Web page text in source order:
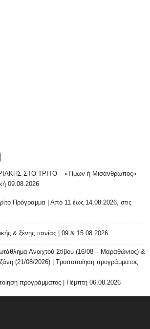
ΣΤΟ ΤΡΙΤΟ – «Τίμων ή Μισάνθρωπος»
09.08.2026
Πρόγραμμα | Από 11 έως 14.08.2026, στις
& ξένης ταινίας | 09 & 15.08.2026
Ανοιχτού Στίβου (16/08 – Μαραθώνιος) &
(21/08/2026) | Τροποποίηση προγράμματος
προγράμματος | Πέμπτη 06.08.2026